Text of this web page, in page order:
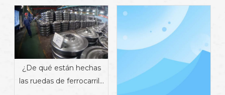
¿De qué están hechas
las ruedas de ferrocarril?